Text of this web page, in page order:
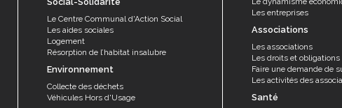
Le Centre Communal d'Action Social
Les aides sociales
Logement
Résorption de l’habitat insalubre
Environnement
Collecte des déchets
Véhicules Hors d'Usage
Les entreprises
Associations
Les associations
Les droits et obligations
Faire une demande de
Les activités des
Santé